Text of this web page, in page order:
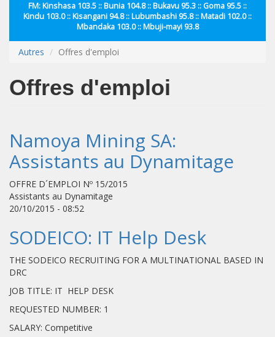
FM: Kinshasa 103.5 :: Bunia 104.8 :: Bukavu 95.3 :: Goma 95.5 ::
Kindu 103.0 :: Kisangani 94.8 :: Lubumbashi 95.8 :: Matadi 102.0 ::
Mbandaka 103.0 :: Mbuji-mayi 93.8
Autres Offres d'emploi
Offres d'emploi
Namoya Mining SA:
Assistants au Dynamitage
OFFRE D´EMPLOI Nº 15/2015
Assistants au Dynamitage
20/10/2015 - 08:52
SODEICO: IT Help Desk
THE SODEICO RECRUITING FOR A MULTINATIONAL BASED IN
DRC
JOB TITLE: IT HELP DESK
REQUESTED NUMBER: 1
SALARY: Competitive